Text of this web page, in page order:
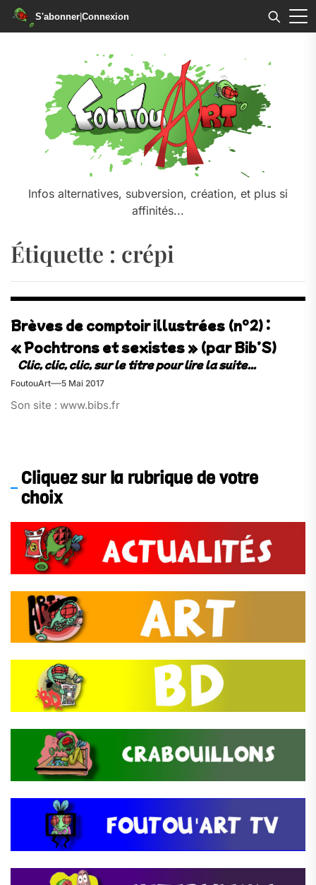
S'abonner|Connexion
Infos alternatives, subversion, création, et plus si
affinités...
Étiquette : crépi
Brèves de comptoir illustrées (n°2) :
« Pochtrons et sexistes » (par Bib’S)
FoutouArt 5 Mai 2017
Son site : www.bibs.fr
Cliquez sur la rubrique de votre
choix